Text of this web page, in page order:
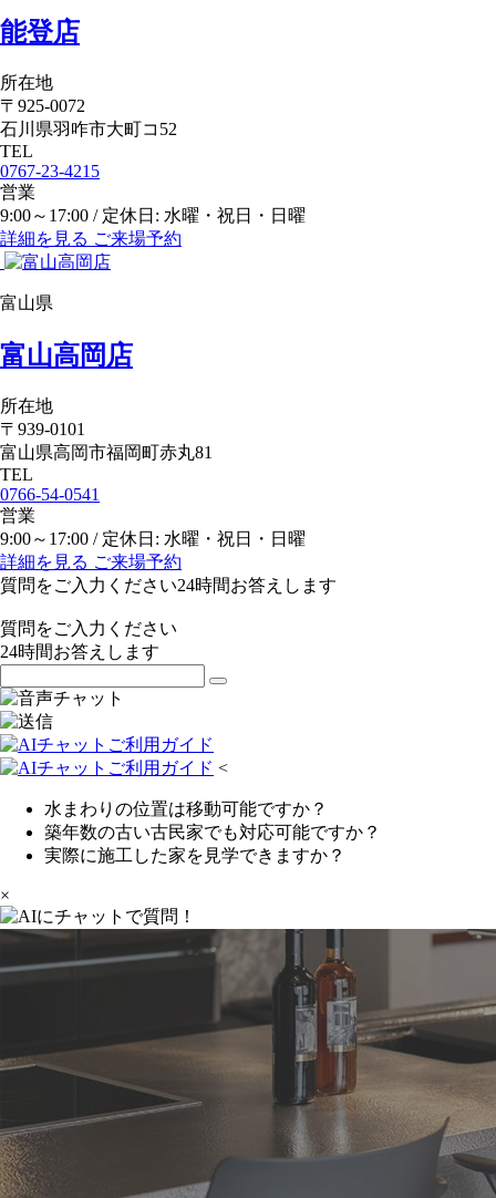
能登店
所在地
〒925-0072
石川県羽咋市大町コ52
TEL
0767-23-4215
営業
9:00～17:00 / 定休日: 水曜・祝日・日曜
詳細を見る ご来場予約
富山県
富山高岡店
所在地
〒939-0101
富山県高岡市福岡町赤丸81
TEL
0766-54-0541
営業
9:00～17:00 / 定休日: 水曜・祝日・日曜
詳細を見る ご来場予約
質問をご入力ください24時間お答えします
質問をご入力ください
24時間お答えします
<
水まわりの位置は移動可能ですか？
築年数の古い古民家でも対応可能ですか？
実際に施工した家を見学できますか？
×